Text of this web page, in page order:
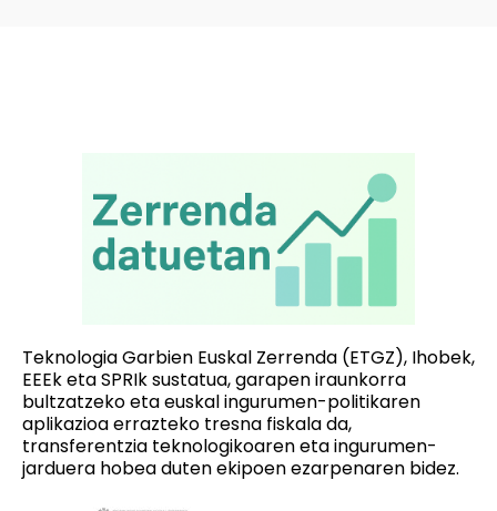
Teknologia Garbien Euskal Zerrenda (ETGZ), Ihobek,
EEEk eta SPRIk sustatua, garapen iraunkorra
bultzatzeko eta euskal ingurumen-politikaren
aplikazioa errazteko tresna fiskala da,
transferentzia teknologikoaren eta ingurumen-
jarduera hobea duten ekipoen ezarpenaren bidez.